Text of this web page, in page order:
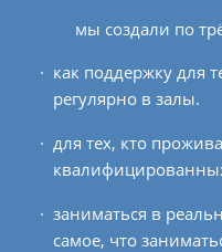
мы создали по
как поддержку для
регулярно в залы.
для тех, кто
заниматься в
самое, что